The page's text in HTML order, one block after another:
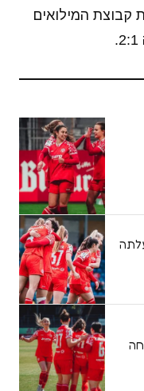
המילואים
עלתה